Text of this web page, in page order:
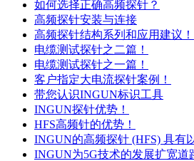
如何选择正确高频探针？
高频探针安装与连接
高频探针结构系列和应用建议！
电缆测试探针之二篇！
电缆测试探针之一篇！
客户指定大电流探针案例！
带您认识INGUN标识工具
INGUN探针优势！
HFS高频针的优势！
INGUN的高频探针 (HFS) 具有
INGUN为5G技术的发展扩宽道